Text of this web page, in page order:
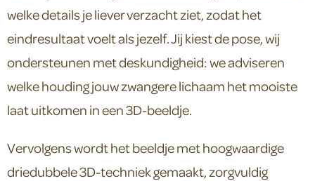
welke details je liever verzacht ziet, zodat het
eindresultaat voelt als jezelf. Jij kiest de pose, wij
ondersteunen met deskundigheid: we adviseren
welke houding jouw zwangere lichaam het mooiste
laat uitkomen in een 3D-beeldje.
Vervolgens wordt het beeldje met hoogwaardige
driedubbele 3D-techniek gemaakt, zorgvuldig